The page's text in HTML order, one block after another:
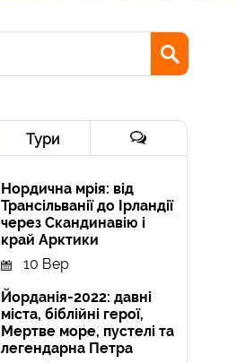
Тури
Нордична мрія: від
Трансільванії до Ірландії
через Скандинавію і
край Арктики
10 Вер
Йорданія-2022: давні
міста, біблійні герої,
Мертве море, пустелі та
легендарна Петра